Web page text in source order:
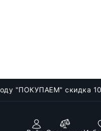
"ПОКУПАЕМ" скидка